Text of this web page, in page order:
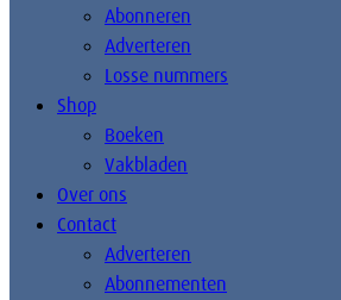
Abonneren
Adverteren
Losse nummers
Shop
Boeken
Vakbladen
Over ons
Contact
Adverteren
Abonnementen